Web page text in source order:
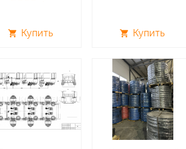
shopping_cart Купить shopping_cart Купить